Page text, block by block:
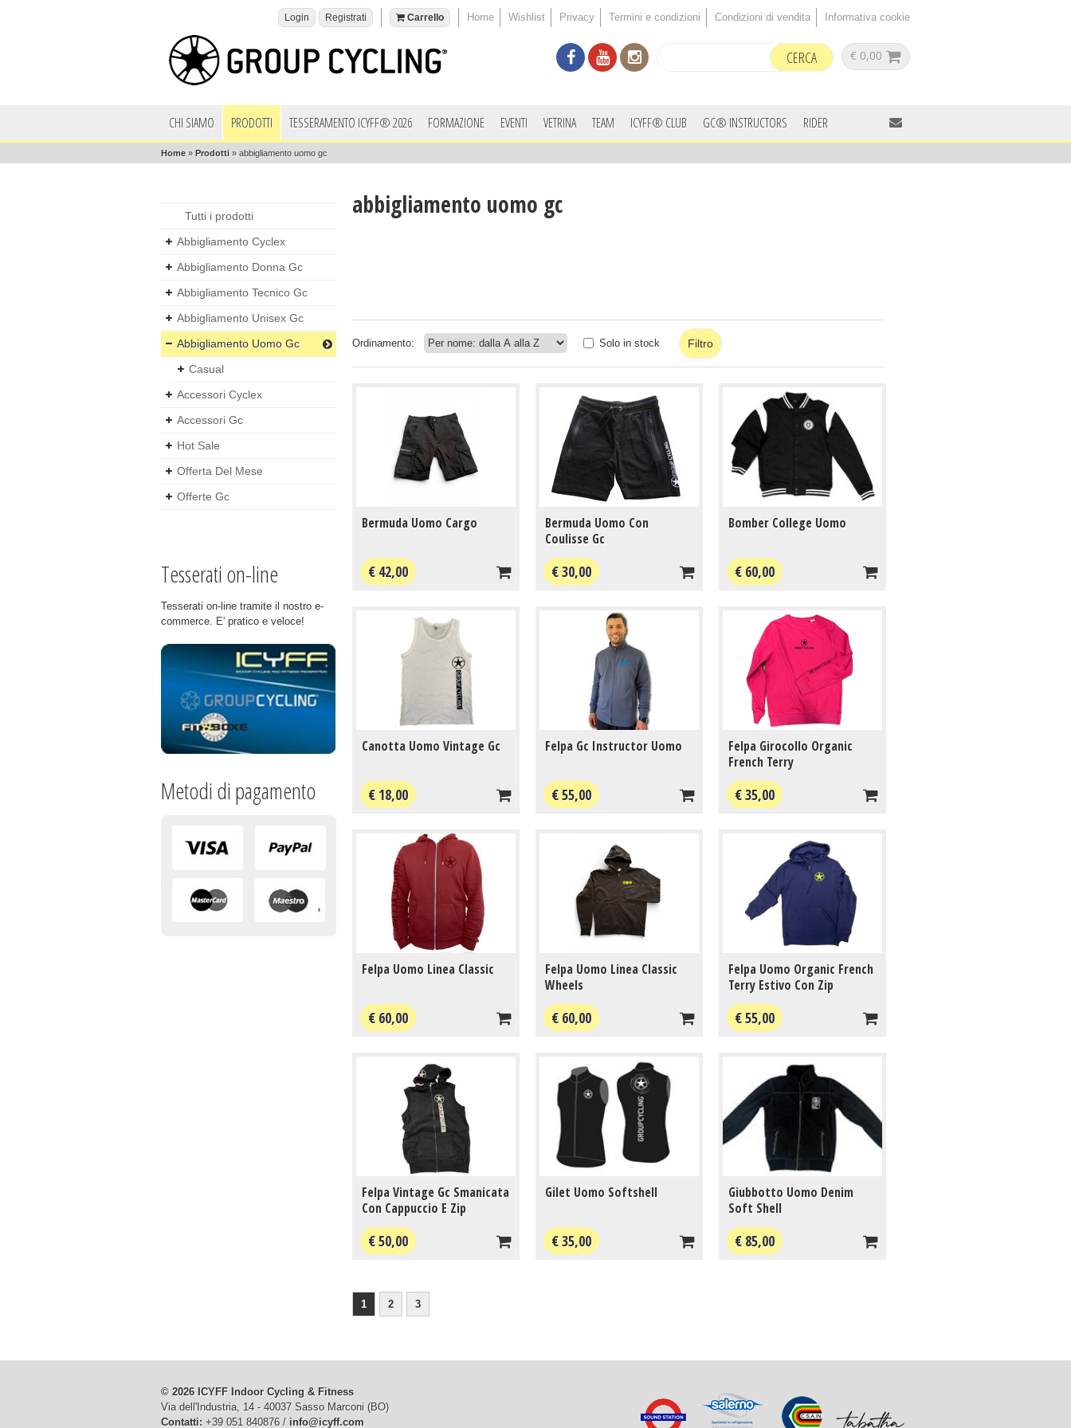
Home Wishlist Privacy Termini e condizioni Condizioni di vendita Informativa cookie
Carrello
Login Registrati
€ 0,00
CHI SIAMO PRODOTTI TESSERAMENTO ICYFF® 2026 FORMAZIONE EVENTI VETRINA TEAM ICYFF® CLUB GC® INSTRUCTORS RIDER
Home » Prodotti » abbigliamento uomo gc
Tutti i prodotti
Abbigliamento Cyclex
Abbigliamento Donna Gc
Abbigliamento Tecnico Gc
Abbigliamento Unisex Gc
Abbigliamento Uomo Gc
Casual
Accessori Cyclex
Accessori Gc
Hot Sale
Offerta Del Mese
Offerte Gc
Tesserati on-line
Tesserati on-line tramite il nostro e-
commerce. E' pratico e veloce!
Metodi di pagamento
abbigliamento uomo gc
Ordinamento: Solo in stock
Bermuda Uomo Cargo
€ 42,00
Bermuda Uomo Con
Coulisse Gc
€ 30,00
Bomber College Uomo
€ 60,00
Canotta Uomo Vintage Gc
€ 18,00
Felpa Gc Instructor Uomo
€ 55,00
Felpa Girocollo Organic
French Terry
€ 35,00
Felpa Uomo Linea Classic
€ 60,00
Felpa Uomo Linea Classic
Wheels
€ 60,00
Felpa Uomo Organic French
Terry Estivo Con Zip
€ 55,00
Felpa Vintage Gc Smanicata
Con Cappuccio E Zip
€ 50,00
Gilet Uomo Softshell
€ 35,00
Giubbotto Uomo Denim
Soft Shell
€ 85,00
1 2 3
© 2026 ICYFF Indoor Cycling & Fitness
Via dell'Industria, 14 - 40037 Sasso Marconi (BO)
Contatti: +39 051 840876 / info@icyff.com